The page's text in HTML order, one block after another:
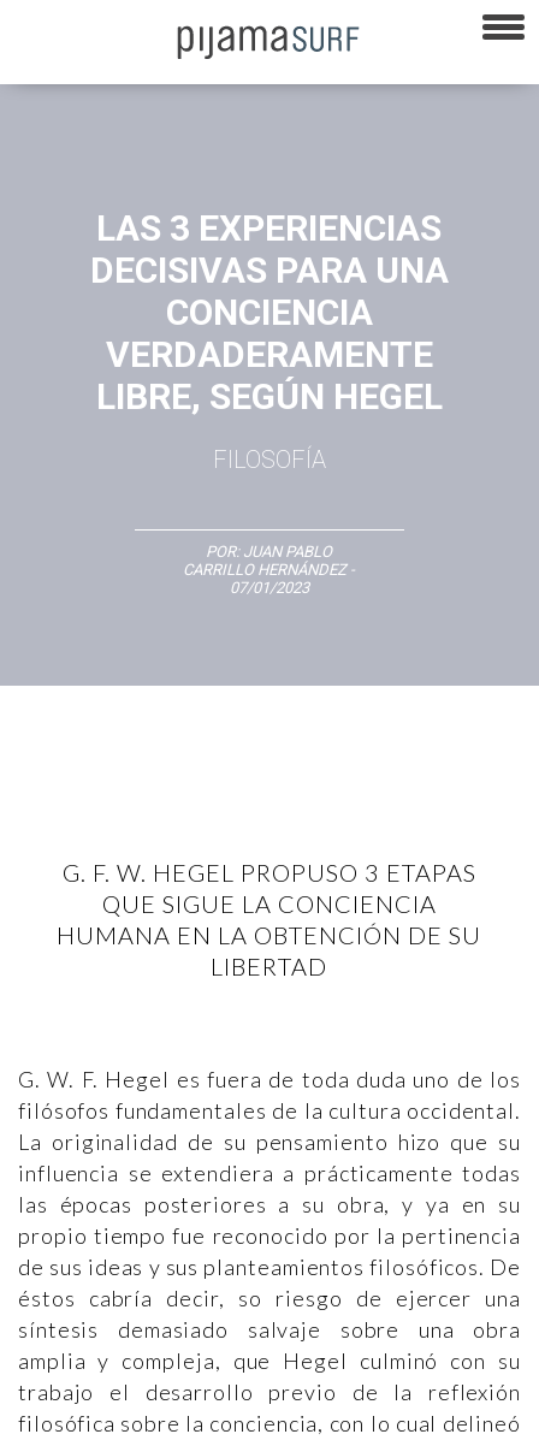
LAS 3 EXPERIENCIAS
DECISIVAS PARA UNA
CONCIENCIA
VERDADERAMENTE
LIBRE, SEGÚN HEGEL
FILOSOFÍA
POR: JUAN PABLO
CARRILLO HERNÁNDEZ-
07/01/2023
G. F. W. HEGEL PROPUSO 3 ETAPAS
QUE SIGUE LA CONCIENCIA
HUMANA EN LA OBTENCIÓN DE SU
LIBERTAD
G. W. F. Hegel es fuera de toda duda uno de los
filósofos fundamentales de la cultura occidental.
La originalidad de su pensamiento hizo que su
influencia se extendiera a prácticamente todas
las épocas posteriores a su obra, y ya en su
propio tiempo fue reconocido por la pertinencia
de sus ideas y sus planteamientos filosóficos. De
éstos cabría decir, so riesgo de ejercer una
síntesis demasiado salvaje sobre una obra
amplia y compleja, que Hegel culminó con su
trabajo el desarrollo previo de la reflexión
filosófica sobre la conciencia, con lo cual delineó